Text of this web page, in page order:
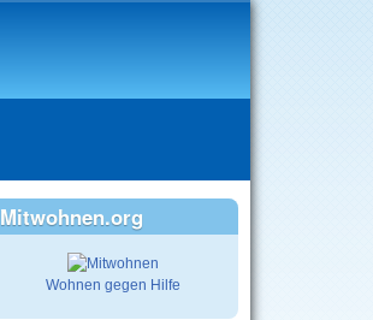
Mitwohnen.org
Wohnen gegen Hilfe